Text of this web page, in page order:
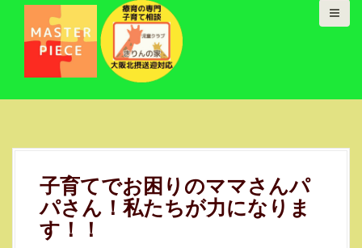
こんにちは、わたしたちは大阪吹田市
で総合福祉事業を展開していますきり
んグループです。
子育てでお困りのママさんパ
パさん！私たちが力になりま
す！！